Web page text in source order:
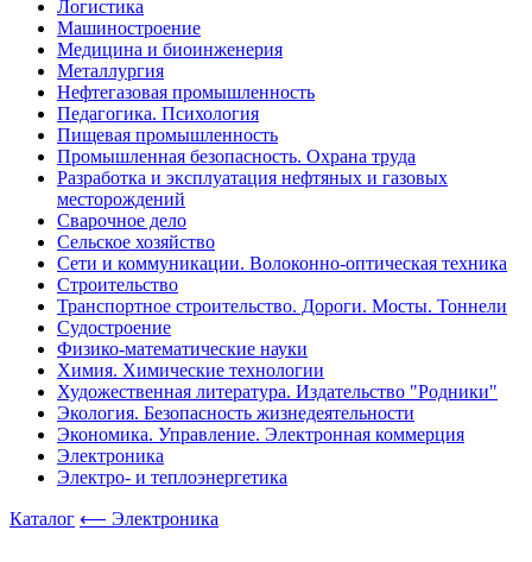
Логистика
Машиностроение
Медицина и биоинженерия
Металлургия
Нефтегазовая промышленность
Педагогика. Психология
Пищевая промышленность
Промышленная безопасность. Охрана труда
Разработка и эксплуатация нефтяных и газовых
месторождений
Сварочное дело
Сельское хозяйство
Сети и коммуникации. Волоконно-оптическая техника
Строительство
Транспортное строительство. Дороги. Мосты. Тоннели
Судостроение
Физико-математические науки
Химия. Химические технологии
Художественная литература. Издательство "Родники"
Экология. Безопасность жизнедеятельности
Экономика. Управление. Электронная коммерция
Электроника
Электро- и теплоэнергетика
Каталог ⟵ Электроника